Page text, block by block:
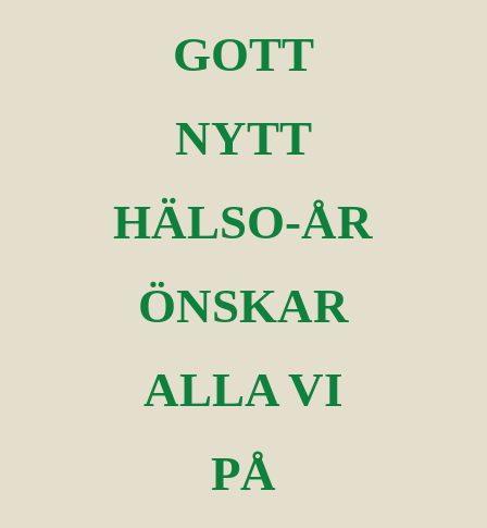
GOTT
NYTT
HÄLSO-ÅR
ÖNSKAR
ALLA VI
PÅ